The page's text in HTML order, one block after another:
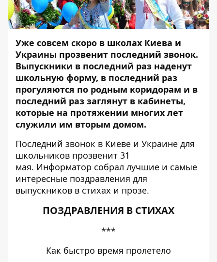
Уже совсем скоро в школах Киева и
Украины прозвенит последний звонок.
Выпускники в последний раз наденут
школьную форму, в последний раз
прогуляются по родным коридорам и в
последний раз заглянут в кабинеты,
которые на протяжении многих лет
служили им вторым домом.
Последний звонок в Киеве и Украине для
школьников прозвенит 31
мая. Информатор собрал лучшие и самые
интересные поздравления для
выпускников в стихах и прозе.
ПОЗДРАВЛЕНИЯ В СТИХАХ
***
Как быстро время пролетело